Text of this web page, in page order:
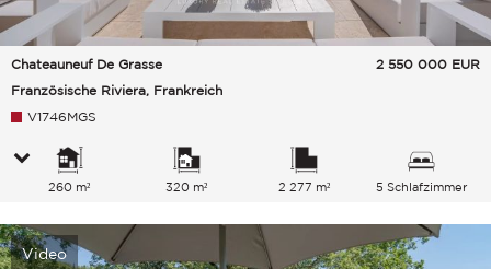
Chateauneuf De Grasse
Französische Riviera, Frankreich
2 550 000 EUR
V1746MGS
260 m² 320 m² 2 277 m² 5 Schlafzimmer
Video